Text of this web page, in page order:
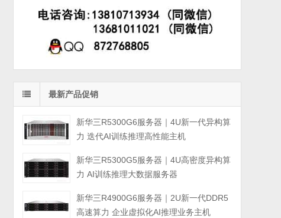
最新产品促销
新华三R5300G6服务器｜4U新一代异构算
力 迭代AI训练推理高性能主机
新华三R5300G5服务器｜4U高密度异构算
力 AI训练推理大数据服务器
新华三R4900G6服务器｜2U新一代DDR5
高速算力 企业虚拟化AI推理业务主机